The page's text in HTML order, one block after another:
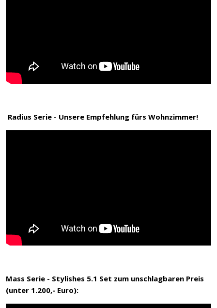
Radius Serie - Unsere Empfehlung fürs Wohnzimmer!
Mass Serie - Stylishes 5.1 Set zum unschlagbaren Preis
(unter 1.200,- Euro):